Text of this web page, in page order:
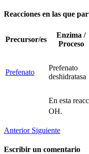
Reacciones en las que
Precursor/es
Enzima /
Proceso
Prefenato
Prefenato
deshidratasa
En esta
OH.
Anterior Siguiente
Escribir un comentario